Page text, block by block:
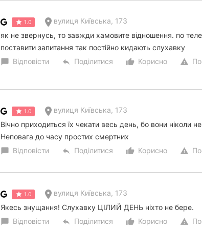
1.0 вулиця Київська, 173
як не звернусь, то завжди хамовите відношення. по
поставити запитання так постійно кидають слухавку
chat_bubble Відповісти reply Поділитися thumb_up_alt
Корисно warning
1.0 вулиця Київська, 173
Вічно приходиться їх чекати весь день, бо вони ніколи
Неповага до часу простих смертних
chat_bubble Відповісти reply Поділитися thumb_up_alt
Корисно warning
1.0 вулиця Київська, 173
Якесь знущання! Слухавку ЦІЛИЙ ДЕНЬ ніхто не бере.
chat_bubble Відповісти reply Поділитися thumb_up_alt
Корисно warning